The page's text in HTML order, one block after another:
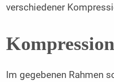
verschiedener
Im gegebenen Rahmen